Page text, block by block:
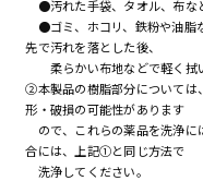
●汚れた手袋、タオル、布な
●ゴミ、ホコリ、鉄粉や油脂
先で汚れを落とした後、
柔らかい布地などで軽く拭
②本製品の樹脂部分については
形・破損の可能性があります
ので、これらの薬品を洗浄に
合には、上記①と同じ方法で
洗浄してください。